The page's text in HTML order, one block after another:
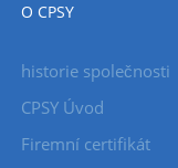
O CPSY
historie společnosti
CPSY Úvod
Firemní certifikát